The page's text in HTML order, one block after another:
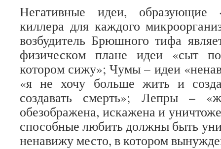
Негативные идеи, образующие
киллера для каждого
возбудитель Брюшного тифа
физическом плане идеи «сыт
котором сижу»; Чумы – идеи
«я не хочу больше жить и
создавать смерть»; Лепры –
обезображена, искажена и
способные любить должны быть
ненавижу место, в котором